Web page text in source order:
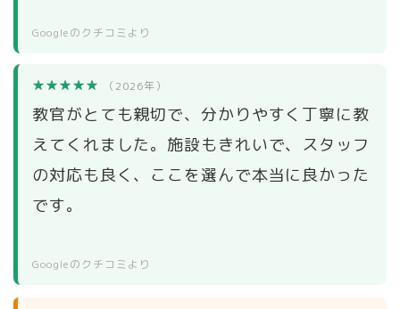
Googleのクチコミより
★★★★★ （2026年）
教官がとても親切で、分かりやすく丁寧に教
えてくれました。施設もきれいで、スタッフ
の対応も良く、ここを選んで本当に良かった
です。
Googleのクチコミより